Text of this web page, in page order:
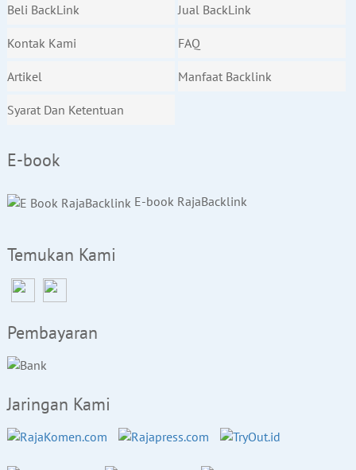
Beli BackLink Jual BackLink
Kontak Kami FAQ
Artikel Manfaat Backlink
Syarat Dan Ketentuan
E-book
E-book RajaBacklink
Temukan Kami
Pembayaran
Jaringan Kami